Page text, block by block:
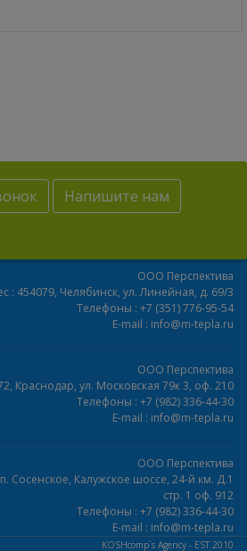
Напишите нам
ООО Перспектива
: 454079, Челябинск, ул. Линейная, д. 69/3
Телефоны : +7 (351) 776-95-54
E-mail : info@m-tepla.ru
ООО Перспектива
Краснодар, ул. Московская 79к 3, оф. 210
Телефоны : +7 (982) 336-44-30
E-mail : info@m-tepla.ru
ООО Перспектива
п. Сосенское, Калужское шоссе, 24-й км. Д.1
стр. 1 оф. 912
Телефоны : +7 (982) 336-44-30
E-mail : info@m-tepla.ru
KOSHcomp`s Agency - EST.2010